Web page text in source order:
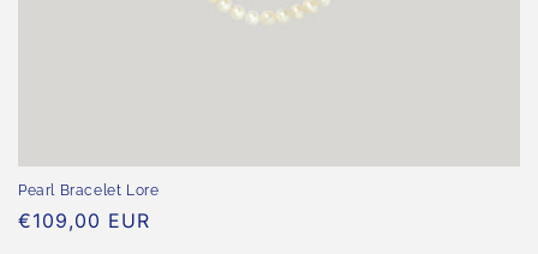
Pearl Bracelet Lore
Normaler
€109,00 EUR